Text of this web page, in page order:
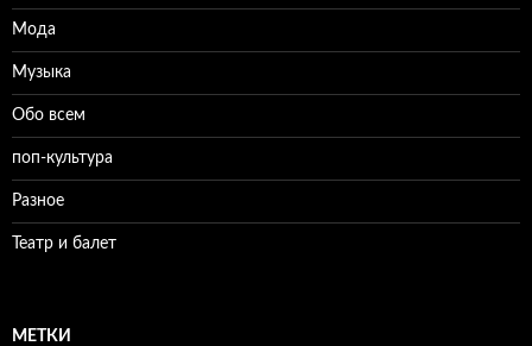
Мода
Музыка
Обо всем
поп-культура
Разное
Театр и балет
МЕТКИ